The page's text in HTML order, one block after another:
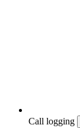
Call logging